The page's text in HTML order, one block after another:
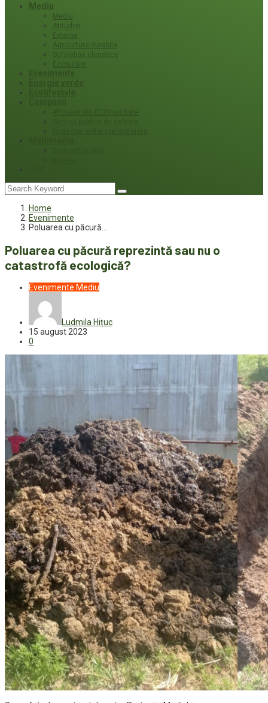
Mediu
Mediu
Atitudini
Externe
Agricultura durabila
Schimbari climatice
Ecoturism
Home
Evenimente
Poluarea cu păcură…
Poluarea cu păcură reprezintă sau nu o
catastrofă ecologică?
Evenimente Mediu
Ludmila Hițuc
15 august 2023
0